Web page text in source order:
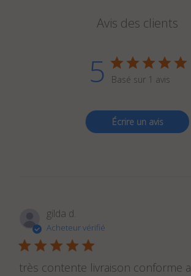
Avis des clients
5 Basé sur 1 avis
Écrire un avis
gilda d.
Acheteur vérifié
très contente livraison conforme a